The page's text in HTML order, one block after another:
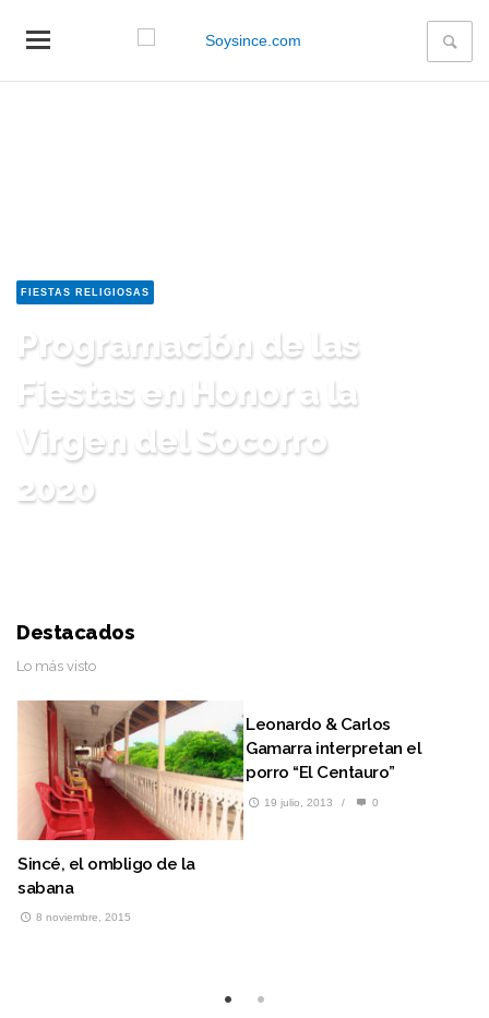
FIESTAS RELIGIOSAS
Programación de las
Fiestas en Honor a la
Virgen del Socorro
2020
Destacados
Lo más visto
Sincé, el ombligo de la
sabana
8 noviembre, 2015
Leonardo & Carlos
Gamarra interpretan el
porro “El Centauro”
19 julio, 2013 / 0